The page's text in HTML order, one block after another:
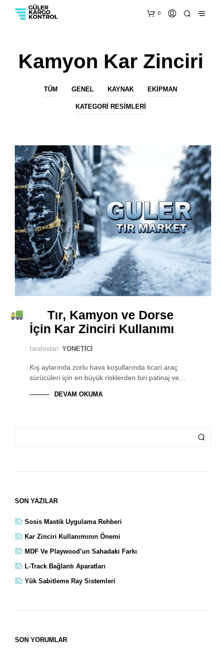
0
Kamyon Kar Zinciri
TÜM GENEL KAYNAK EKIPMAN
KATEGORI RESIMLERI
Tır, Kamyon ve Dorse
İçin Kar Zinciri Kullanımı
tarafından YONETICI
Kış aylarında zorlu hava koşullarında ticari araç
sürücüleri için en büyük risklerden biri patinaj ve…
DEVAM OKUMA
SON YAZILAR
Sosis Mastik Uygulama Rehberi
Kar Zinciri Kullanımının Önemi
MDF Ve Playwood’un Sahadaki Farkı
L-Track Bağlantı Aparatları
Yük Sabitleme Ray Sistemleri
SON YORUMLAR